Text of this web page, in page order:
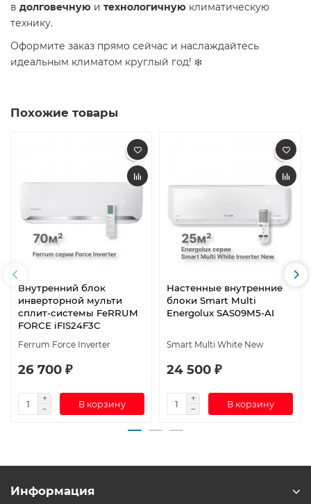
в долговечную и технологичную климатическую
технику.
Оформите заказ прямо сейчас и наслаждайтесь
идеальным климатом круглый год! ️❄️
Похожие товары
Внутренний блок
инверторной мульти
сплит-системы FeRRUM
FORCE iFIS24F3С
Ferrum Force Inverter
26 700 ₽
В корзину
Настенные внутренние
блоки Smart Multi
Energolux SAS09M5-AI
Smart Multi White New
24 500 ₽
В корзину
Информация